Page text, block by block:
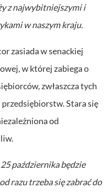
z najwybitniejszymi i
w naszym kraju.
zasiada w senackiej
w której zabiega o
zwłaszcza tych
przedsiębiorstw. Stara się
od
października będzie
razu trzeba się zabrać do